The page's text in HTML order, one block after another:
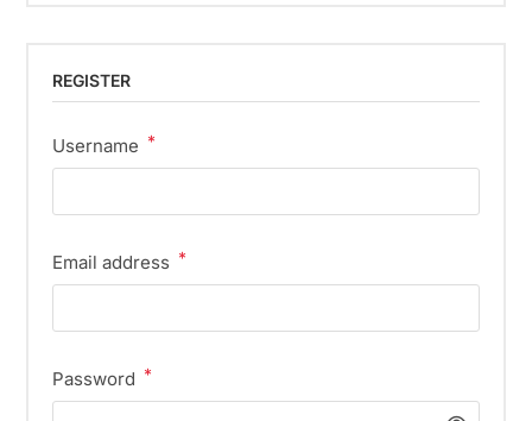
REGISTER
Username *
Email address *
Password *